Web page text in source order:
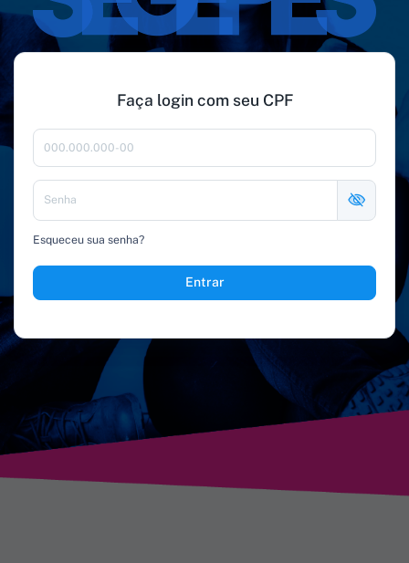
Faça login com seu CPF
Esqueceu sua senha?
Entrar